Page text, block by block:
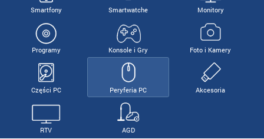
Smartfony Smartwatche Monitory
Programy Konsole i Gry Foto i Kamery
Części PC Peryferia PC Akcesoria
RTV AGD